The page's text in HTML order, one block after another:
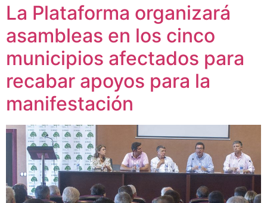
La Plataforma organizará
asambleas en los cinco
municipios afectados para
recabar apoyos para la
manifestación